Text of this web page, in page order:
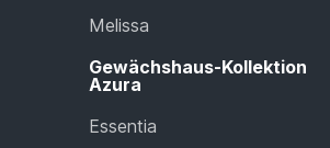
Melissa
Gewächshaus-Kollektion
Azura
Essentia